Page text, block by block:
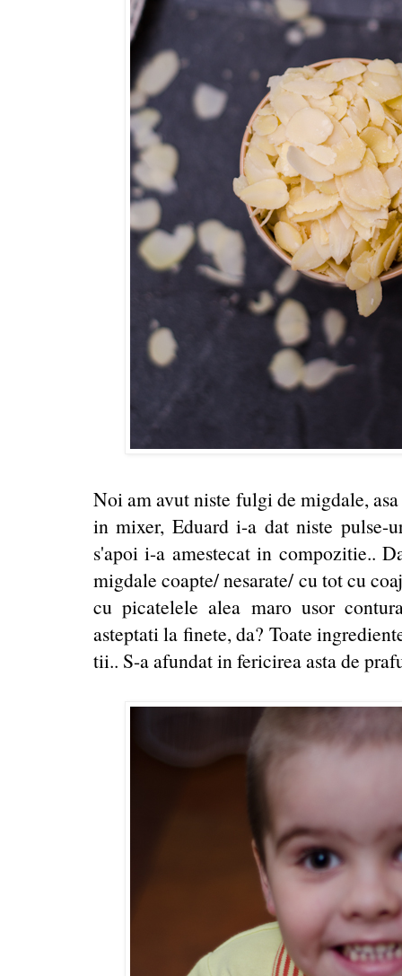
Noi am avut niste fulgi de migdale,
in mixer, Eduard i-a dat niste pulse-
s'apoi i-a amestecat in compozitie..
migdale coapte/ nesarate/ cu tot cu
cu picatelele alea maro usor
asteptati la finete, da? Toate
tii.. S-a afundat in fericirea asta de